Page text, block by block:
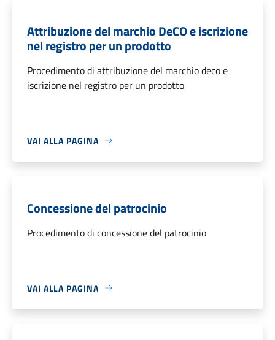
Attribuzione del marchio DeCO e iscrizione
nel registro per un prodotto
Procedimento di attribuzione del marchio deco e
iscrizione nel registro per un prodotto
VAI ALLA PAGINA
Concessione del patrocinio
Procedimento di concessione del patrocinio
VAI ALLA PAGINA